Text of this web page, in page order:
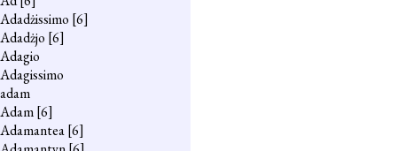
Adadżissimo [6]
Adadżjo [6]
Adagio
Adagissimo
adam
Adam[6]
Adamantea[6]